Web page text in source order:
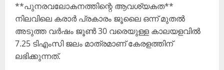
**പുനരവലോകനത്തിന്റെ ആവശ്യകത**
നിലവിലെ കരാർ പ്രകാരം ജൂലൈ ഒന്ന് മുതൽ
അടുത്ത വർഷം ജൂൺ 30 വരെയുള്ള കാലയളവിൽ
7.25 ടിഎംസി ജലം മാത്രമാണ് കേരളത്തിന്
ലഭിക്കുന്നത്.